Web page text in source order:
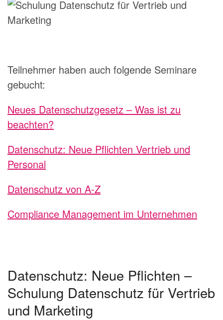
Teilnehmer haben auch folgende Seminare
gebucht:
Neues Datenschutzgesetz – Was ist zu
beachten?
Datenschutz: Neue Pflichten Vertrieb und
Personal
Datenschutz von A-Z
Compliance Management im Unternehmen
Datenschutz: Neue Pflichten –
Schulung Datenschutz für Vertrieb
und Marketing